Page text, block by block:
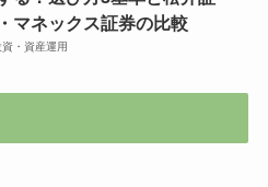
マネックス証券の比較
資・資産運用